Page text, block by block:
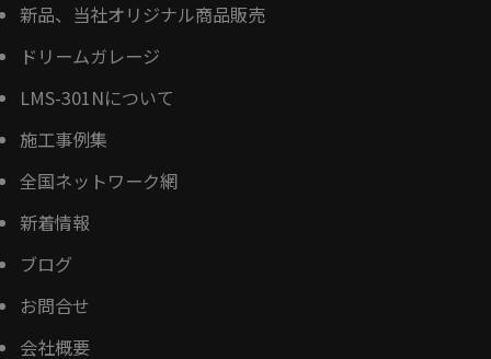
新品、当社オリジナル商品販売
ドリームガレージ
LMS-301Nについて
施工事例集
全国ネットワーク網
新着情報
ブログ
お問合せ
会社概要